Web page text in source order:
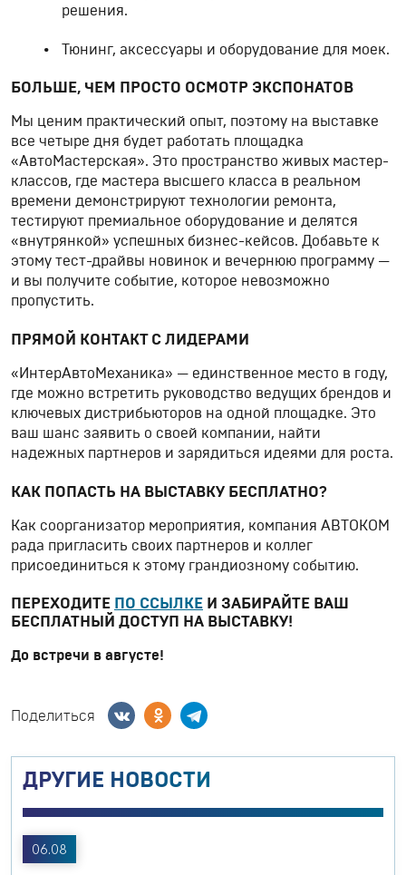
решения.
Тюнинг, аксессуары и оборудование для моек.
БОЛЬШЕ, ЧЕМ ПРОСТО ОСМОТР ЭКСПОНАТОВ
Мы ценим практический опыт, поэтому на выставке
все четыре дня будет работать площадка
«АвтоМастерская». Это пространство живых мастер-
классов, где мастера высшего класса в реальном
времени демонстрируют технологии ремонта,
тестируют премиальное оборудование и делятся
«внутрянкой» успешных бизнес-кейсов. Добавьте к
этому тест-драйвы новинок и вечернюю программу —
и вы получите событие, которое невозможно
пропустить.
ПРЯМОЙ КОНТАКТ С ЛИДЕРАМИ
«ИнтерАвтоМеханика» — единственное место в году,
где можно встретить руководство ведущих брендов и
ключевых дистрибьюторов на одной площадке. Это
ваш шанс заявить о своей компании, найти
надежных партнеров и зарядиться идеями для роста.
КАК ПОПАСТЬ НА ВЫСТАВКУ БЕСПЛАТНО?
Как соорганизатор мероприятия, компания АВТОКОМ
рада пригласить своих партнеров и коллег
присоединиться к этому грандиозному событию.
ПЕРЕХОДИТЕ ПО ССЫЛКЕ И ЗАБИРАЙТЕ ВАШ
БЕСПЛАТНЫЙ ДОСТУП НА ВЫСТАВКУ!
До встречи в августе!
Поделиться
ДРУГИЕ НОВОСТИ
06.08